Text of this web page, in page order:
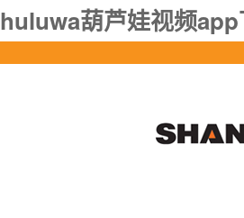
huluwa葫芦娃视频